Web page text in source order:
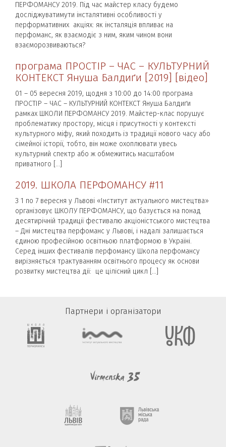
ПЕРФОМАНСУ 2019. Під час майстер класу будемо
досліджуватимути інсталятивні особливості у
перформативних акціях: як інсталяція впливає на
перфоманс, як взаємодіє з ним, яким чином вони
взаєморозвиваються?
програма ПРОСТІР – ЧАС – КУЛЬТУРНИЙ
КОНТЕКСТ Януша Балдиґи [2019] [відео]
01 – 05 вересня 2019, щодня з 10:00 до 14:00 програма
ПРОСТІР – ЧАС – КУЛЬТУРНИЙ КОНТЕКСТ Януша Балдиґи
рамках ШКОЛИ ПЕРФОМАНСУ 2019. Майстер-клас порушує
проблематику простору, місця і присутності у контексті
культурного міфу, який походить із традиції нового часу або
сімейної історії, тобто, він може охоплювати увесь
культурний спектр або ж обмежитись масштабом
приватного […]
2019. ШКОЛА ПЕРФОМАНСУ #11
З 1 по 7 вересня у Львові «Інститут актуального мистецтва»
організовує ШКОЛУ ПЕРФОМАНСУ, що базується на понад
десятирічній традиції фестивалю акціоністського мистецтва
– Дні мистецтва перфоманс у Львові, і надалі залишається
єдиною професійною освітньою платформою в Україні.
Серед інших фестивалів перфомансу Школа перфомансу
вирізняється трактуванням освітнього процесу як основи
розвитку мистецтва дії: це цілісний цикл […]
Партнери і організатори